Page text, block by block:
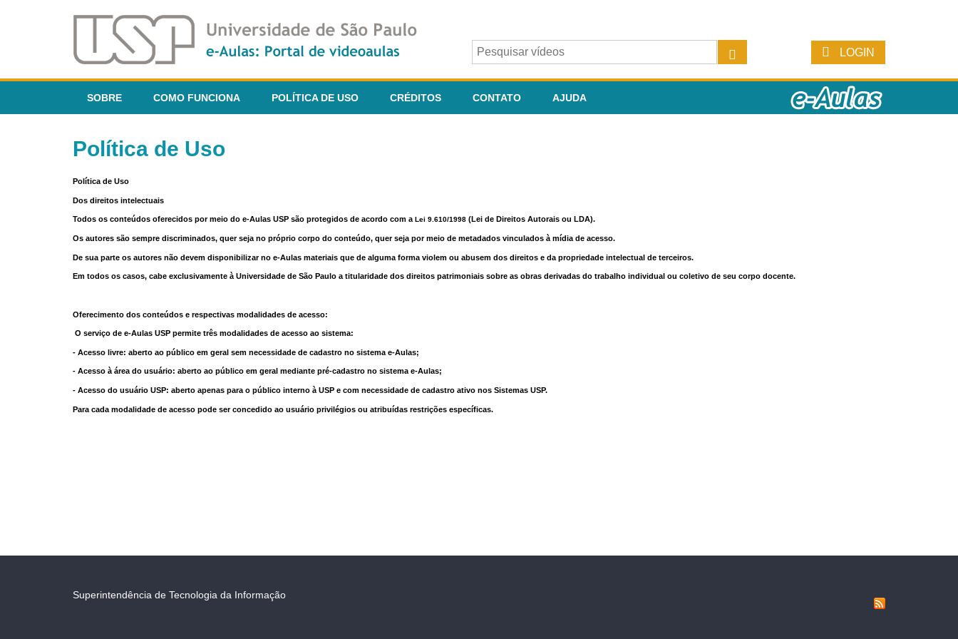
LOGIN
SOBRE COMO FUNCIONA POLÍTICA DE USO CRÉDITOS CONTATO AJUDA
Política de Uso
Política de Uso
Dos direitos intelectuais
Todos os conteúdos oferecidos por meio do e-Aulas USP são protegidos de acordo com a Lei 9.610/1998 (Lei de Direitos Autorais ou LDA).
Os autores são sempre discriminados, quer seja no próprio corpo do conteúdo, quer seja por meio de metadados vinculados à mídia de acesso.
De sua parte os autores não devem disponibilizar no e-Aulas materiais que de alguma forma violem ou abusem dos direitos e da propriedade intelectual de terceiros.
Em todos os casos, cabe exclusivamente à Universidade de São Paulo a titularidade dos direitos patrimoniais sobre as obras derivadas do trabalho individual ou coletivo de seu corpo docente.
Oferecimento dos conteúdos e respectivas modalidades de acesso:
O serviço de e-Aulas USP permite três modalidades de acesso ao sistema:
- Acesso livre: aberto ao público em geral sem necessidade de cadastro no sistema e-Aulas;
- Acesso à área do usuário: aberto ao público em geral mediante pré-cadastro no sistema e-Aulas;
- Acesso do usuário USP: aberto apenas para o público interno à USP e com necessidade de cadastro ativo nos Sistemas USP.
Para cada modalidade de acesso pode ser concedido ao usuário privilégios ou atribuídas restrições específicas.
Superintendência de Tecnologia da Informação